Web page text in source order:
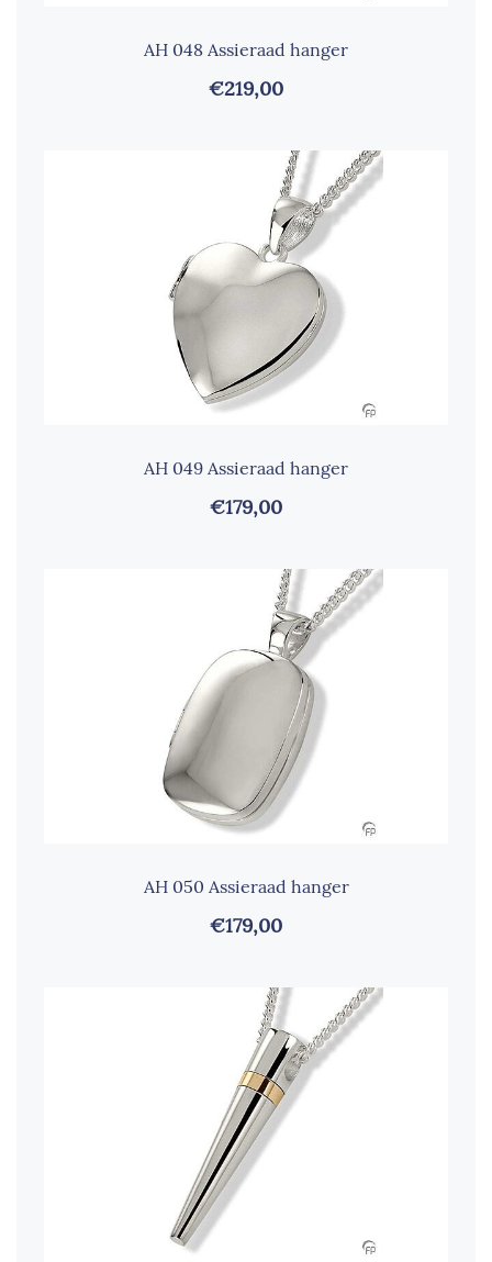
AH 048 Assieraad hanger
€219,00
AH 049 Assieraad hanger
€179,00
AH 050 Assieraad hanger
€179,00